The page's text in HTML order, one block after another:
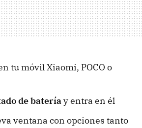
tu móvil Xiaomi, POCO o
de bateríay entra en él
ventana con opciones tanto